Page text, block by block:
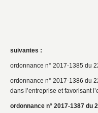
suivantes :
ordonnance n° 2017-1385 du
ordonnance n° 2017-1386 du
dans l’entreprise et favorisant
ordonnance n° 2017-1387